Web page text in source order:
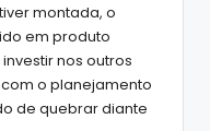
montada, o
em produto
nos outros
o planejamento
de quebrar diante